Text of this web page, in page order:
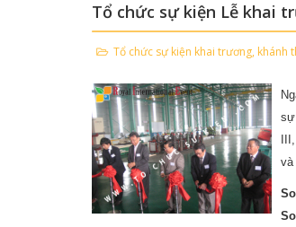
Tổ chức sự kiện Lễ khai
Tổ chức sự kiện khai trương, khánh
và